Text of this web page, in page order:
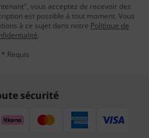
vous acceptez de recevoir des
est possible à tout moment. Vous
à ce sujet dans notre Politique de
.
* Requis
sécurité